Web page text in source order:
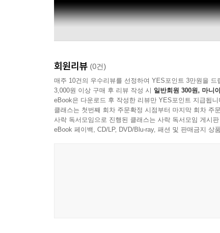
회원리뷰 (0건)
매주 10건의 우수리뷰를 선정하여 YES포인트 3만원을 드
3,000원 이상 구매 후 리뷰 작성 시 일반회원 300원, 마니
eBook은 다운로드 후 작성한 리뷰만 YES포인트 지급됩니
클래스는 첫번째 회차 주문확정 시점부터 마지막 회차 주
사락 독서모임으로 진행된 클래스는 사락 독서모임 게시
eBook 페이백, CD/LP, DVD/Blu-ray, 패션 및 판매금지 상